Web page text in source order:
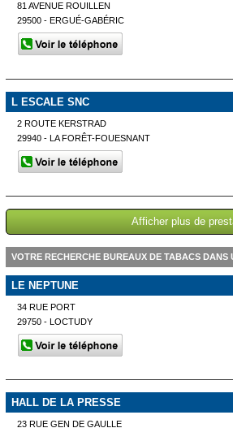
81 AVENUE ROUILLEN
29500 - ERGUÉ-GABÉRIC
L ESCALE SNC
2 ROUTE KERSTRAD
29940 - LA FORÊT-FOUESNANT
Afficher plus de
VOTRE RECHERCHE BUREAUX DE TABACS
LE NEPTUNE
34 RUE PORT
29750 - LOCTUDY
HALL DE LA PRESSE
23 RUE GEN DE GAULLE